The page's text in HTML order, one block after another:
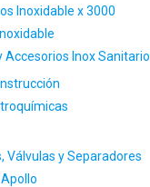
Inoxidable x 3000
Accesorios Inox Sanitario
Válvulas y Separadores